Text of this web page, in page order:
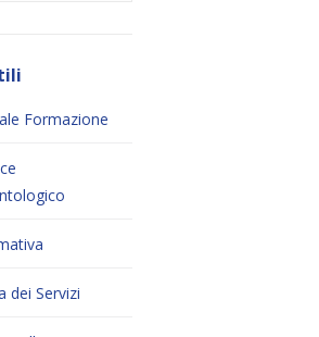
Formazione
dei Servizi